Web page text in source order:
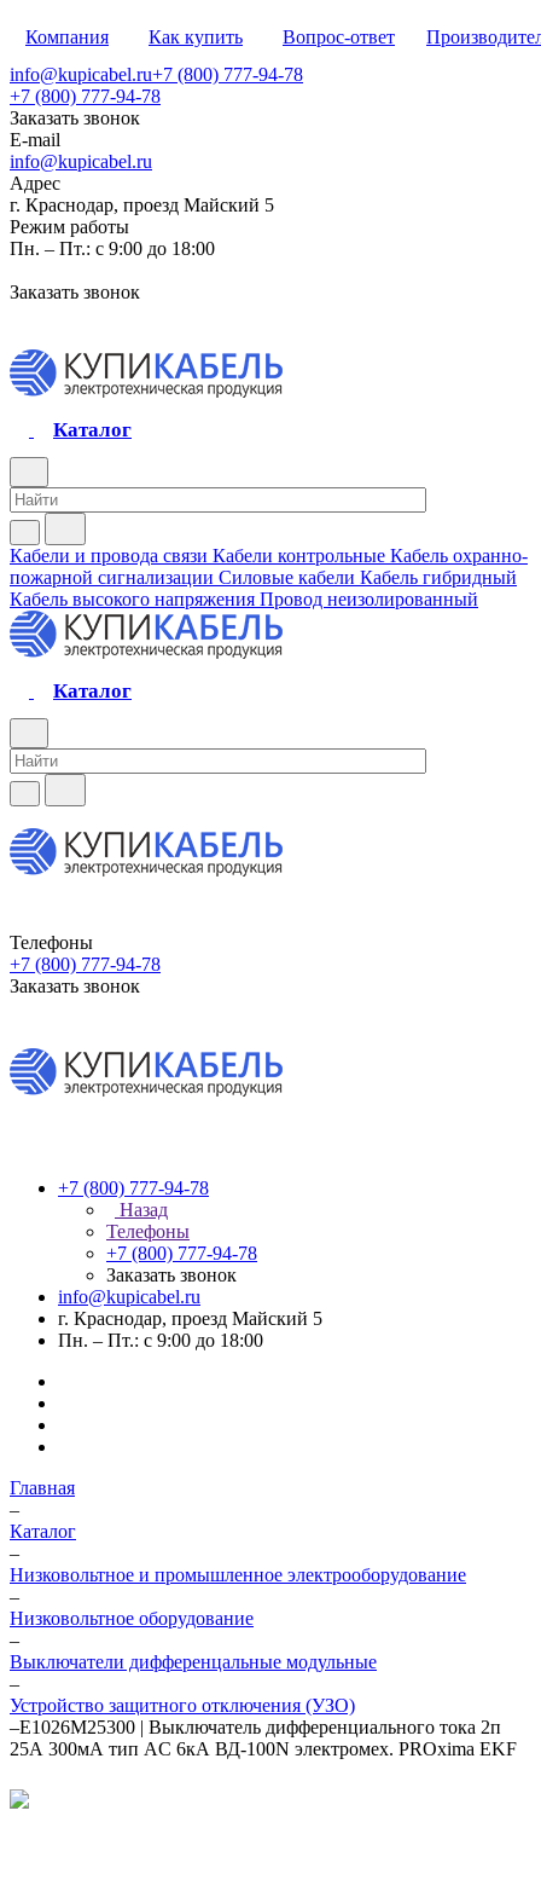
Компания Как купить Вопрос-ответ
info@kupicabel.ru+7 (800) 777-94-78
+7 (800) 777-94-78
Заказать звонок
E-mail
info@kupicabel.ru
Адрес
г. Краснодар, проезд Майский 5
Режим работы
Пн. – Пт.: с 9:00 до 18:00
Заказать звонок
Каталог
Кабели и провода связи Кабели контрольные Кабель охранно-
пожарной сигнализации Силовые кабели Кабель гибридный
Кабель высокого напряжения Провод неизолированный
Каталог
Телефоны
+7 (800) 777-94-78
Заказать звонок
+7 (800) 777-94-78
Назад
Телефоны
+7 (800) 777-94-78
Заказать звонок
info@kupicabel.ru
г. Краснодар, проезд Майский 5
Пн. – Пт.: с 9:00 до 18:00
Главная
–
Каталог
–
Низковольтное и промышленное электрооборудование
–
Низковольтное оборудование
–
Выключатели дифференцальные модульные
–
Устройство защитного отключения (УЗО)
–E1026M25300 | Выключатель дифференциального тока 2п
25А 300мА тип AC 6кА ВД-100N электромех. PROxima EKF